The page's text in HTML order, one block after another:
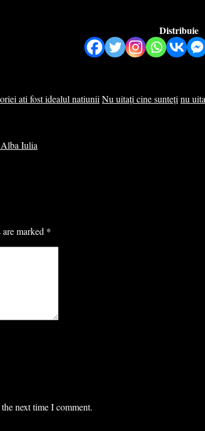
Distribuie
ati fost idealul natiuniiNu uitați cine sunteținu
Iulia
marked *
next time I comment.